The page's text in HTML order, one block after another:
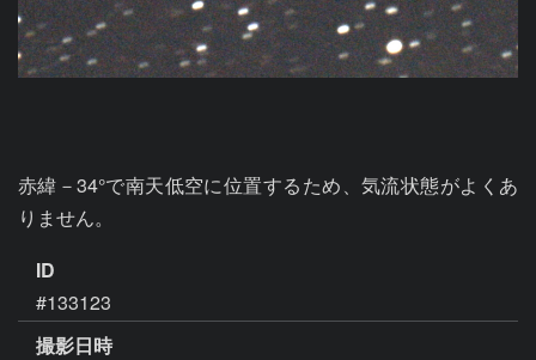
赤緯－34°で南天低空に位置するため、気流状態がよくあ
りません。
ID
#133123
撮影日時